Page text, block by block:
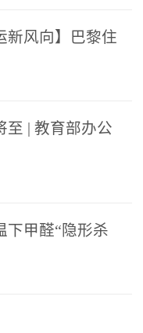
新风向】巴黎住
环保共建健康
至 | 教育部办公
校新建校舍室
理通知
下甲醛“隐形杀
的家安全吗？